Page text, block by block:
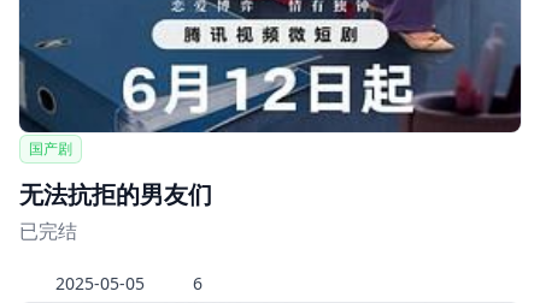
国产剧
无法抗拒的男友们
已完结
2025-05-05 6